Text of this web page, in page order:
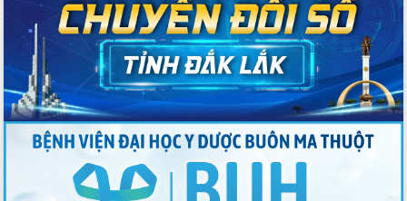
Chương trình “Gặp gỡ hữu nghị –
Friendship Meeting New Year 2026”
Bầu cử Quốc hội và HĐND: Cử tri Đắk
Lắk gửi gắm niềm tin, kỳ vọng vào lá
phiếu
Đắk Lắk sẵn sàng các điều kiện cho
Ngày hội bầu cử đại biểu Quốc hội
khóa XVI và HĐND các cấp nhiệm kỳ
Đảm bảo cuộc bầu cử đại biểu Quốc